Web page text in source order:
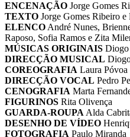
ENCENAÇÃO Jorge Gomes
TEXTO Jorge Gomes Ribeiro
ELENCO André Nunes,
Raposo, Sofia Ramos e Zita
MÚSICAS ORIGINAIS
DIRECÇÃO MUSICAL
COREOGRAFIA Laura Póvoa
DIRECÇÃO VOCAL Pedro
CENOGRAFIA Marta
FIGURINOS Rita Olivença
GUARDA-ROUPA Alda
DESENHO DE VÍDEO
FOTOGRAFIA Paulo Miranda